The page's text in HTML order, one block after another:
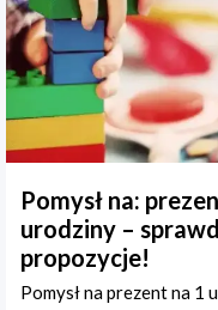
Pomysł na:
urodziny –
propozycje!
Pomysł na prezent na 1